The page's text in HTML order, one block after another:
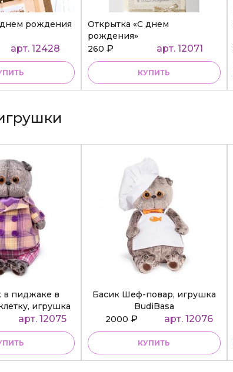
рождения
арт. 12428
Открытка «С днем
рождения»
260 ₽ арт. 12071
КУПИТЬ
в пиджаке в
игрушка
арт. 12075
Басик Шеф-повар, игрушка
BudiBasa
2000₽ арт. 12076
КУПИТЬ